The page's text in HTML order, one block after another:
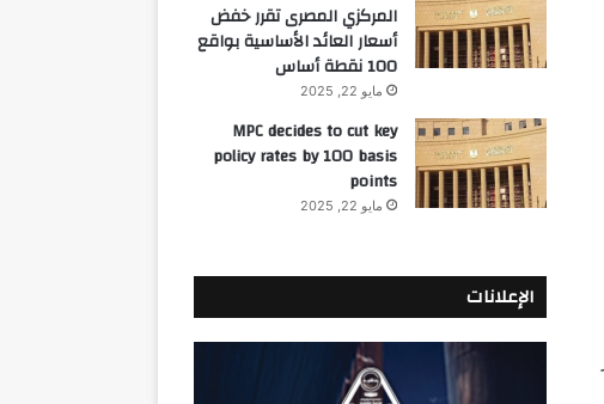
المركزي المصرى تقرر خفض
أسعار العائد الأساسية بواقع
100 نقطة أساس
مايو 22, 2025
MPC decides to cut key
policy rates by 100 basis
points
مايو 22, 2025
الإعلانات